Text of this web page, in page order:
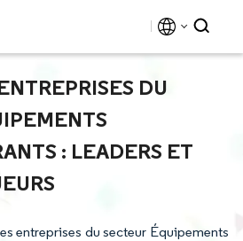
DU
: LEADERS ET
entreprises du secteur Équipements